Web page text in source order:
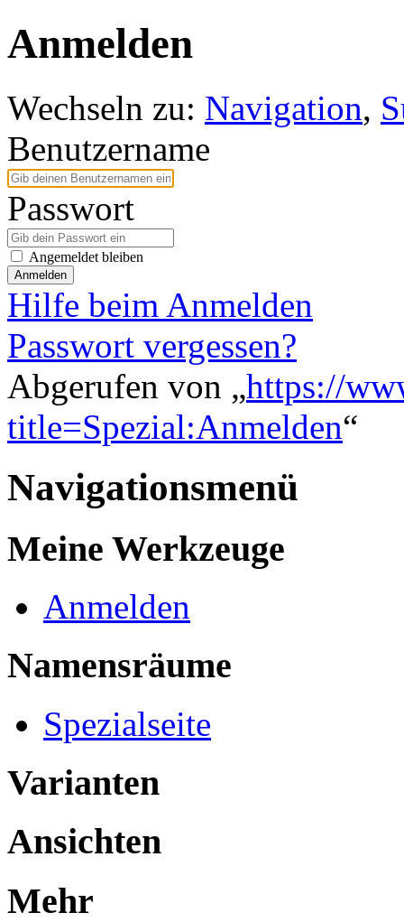
Anmelden
Wechseln zu: Navigation,
Benutzername
Passwort
Angemeldet bleiben
Anmelden
Hilfe beim Anmelden
Passwort vergessen?
Abgerufen von „https://
title=Spezial:Anmelden“
Navigationsmenü
Meine Werkzeuge
Anmelden
Namensräume
Spezialseite
Varianten
Ansichten
Mehr